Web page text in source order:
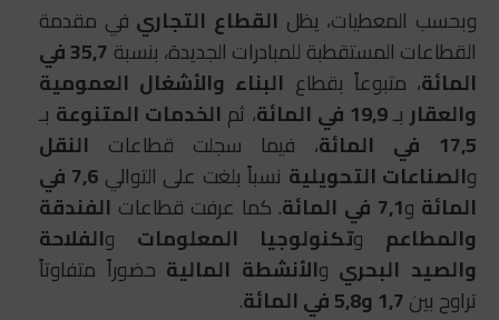
وبحسب المعطيات، يظل القطاع التجاري في مقدمة
القطاعات المستقطبة للمبادرات الجديدة، بنسبة
35,7 في
المائة، متبوعاً بقطاع البناء والأشغال العمومية
والعقار بـ19,9 في المائة ، ثم الخدمات المتنوعة بـ
17,5 في المائة
، فيما سجلت قطاعات النقل
والصناعات التحويلية نسباً بلغت على التوالي
7,6 في
المائة و7,1 في المائة . كما عرفت قطاعات الفندقة
والمطاعم وتكنولوجيا المعلومات والفلاحة
والصيد البحري والأنشطة المالية حضوراً متفاوتاً
تراوح بين1,7 و5,8 في المائة
.